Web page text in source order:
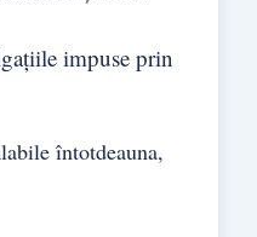
impuse prin
întotdeauna,